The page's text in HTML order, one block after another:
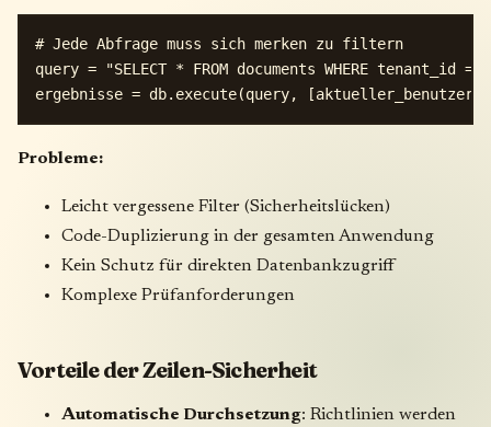
# Jede Abfrage muss sich merken zu filtern
query = "SELECT * FROM documents WHERE tenant_id =
Probleme:
Leicht vergessene Filter (Sicherheitslücken)
Code-Duplizierung in der gesamten Anwendung
Kein Schutz für direkten Datenbankzugriff
Komplexe Prüfanforderungen
Vorteile der Zeilen-Sicherheit
Automatische Durchsetzung: Richtlinien werden